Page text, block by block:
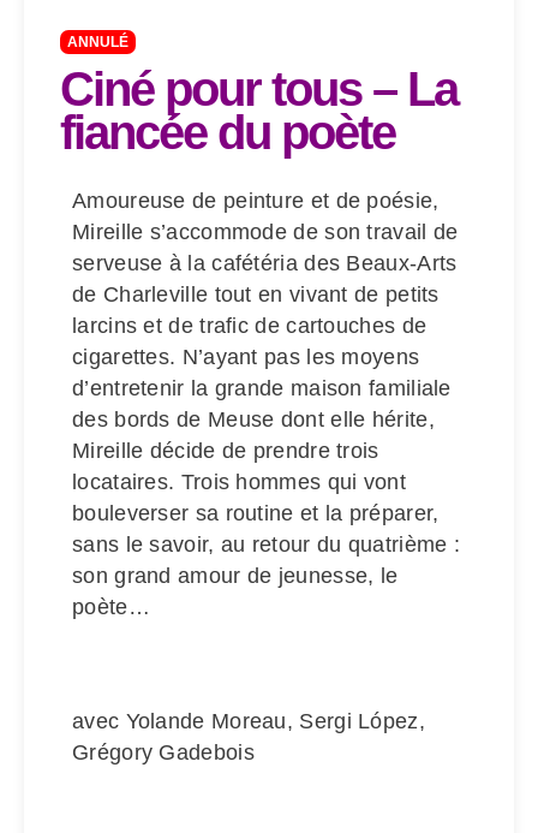
ANNULÉ
Ciné pour tous – La
fiancée du poète
Amoureuse de peinture et de poésie,
Mireille s’accommode de son travail de
serveuse à la cafétéria des Beaux-Arts
de Charleville tout en vivant de petits
larcins et de trafic de cartouches de
cigarettes. N’ayant pas les moyens
d’entretenir la grande maison familiale
des bords de Meuse dont elle hérite,
Mireille décide de prendre trois
locataires. Trois hommes qui vont
bouleverser sa routine et la préparer,
sans le savoir, au retour du quatrième :
son grand amour de jeunesse, le
poète…
avec Yolande Moreau, Sergi López,
Grégory Gadebois